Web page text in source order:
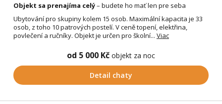
Objekt sa prenajíma celý– budete ho mať len pre seba
Ubytování pro skupiny kolem 15 osob. Maximální kapacita je 33
osob, z toho 10 patrových postelí. V ceně topení, elektřina,
povlečení a ručníky. Objekt je určen pro školní... Viac
od 5 000 Kč objekt za noc
Detail chaty